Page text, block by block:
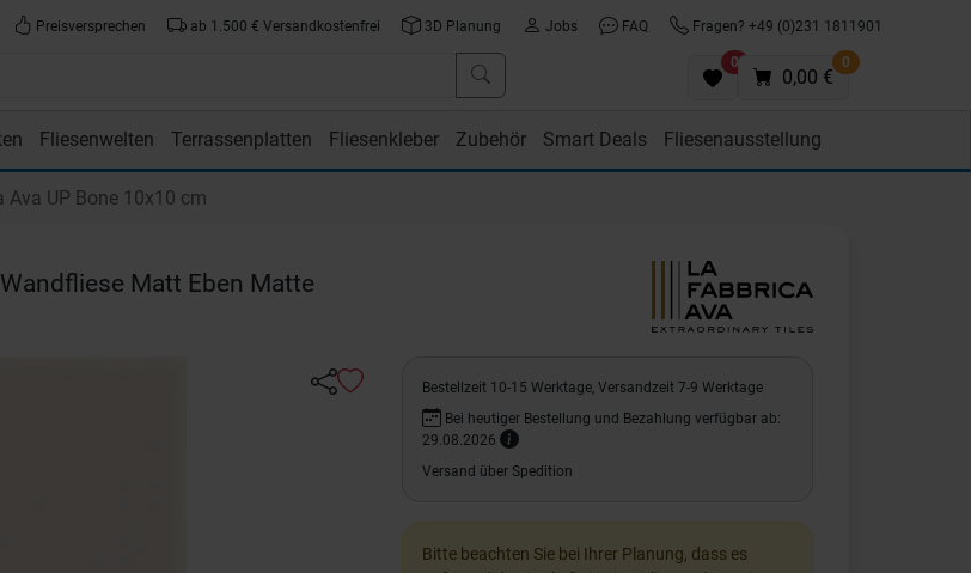
Preisversprechen ab 1.500 € Versandkostenfrei 3D Planung Jobs FAQ Fragen? +49 (0)231 1811901
0 0
0,00 €
Fliesenwelten Terrassenplatten Fliesenkleber Zubehör Smart Deals Fliesenausstellung
Ava UP Bone 10x10 cm
Matt Eben Matte
Bestellzeit 10-15 Werktage, Versandzeit 7-9 Werktage
Bei heutiger Bestellung und Bezahlung verfügbar ab:
29.08.2026
Versand über Spedition
Bitte beachten Sie bei Ihrer Planung, dass es